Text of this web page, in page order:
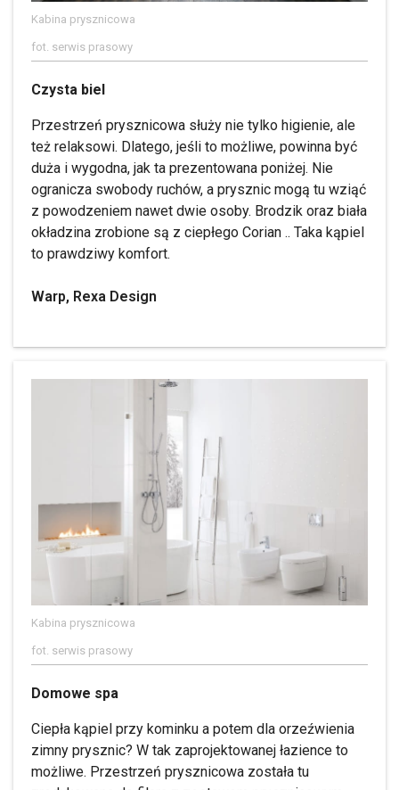
Kabina prysznicowa
fot. serwis prasowy
Czysta biel
Przestrzeń prysznicowa służy nie tylko higienie, ale
też relaksowi. Dlatego, jeśli to możliwe, powinna być
duża i wygodna, jak ta prezentowana poniżej. Nie
ogranicza swobody ruchów, a prysznic mogą tu wziąć
z powodzeniem nawet dwie osoby. Brodzik oraz biała
okładzina zrobione są z ciepłego Corian .. Taka kąpiel
to prawdziwy komfort.
Warp, Rexa Design
Kabina prysznicowa
fot. serwis prasowy
Domowe spa
Ciepła kąpiel przy kominku a potem dla orzeźwienia
zimny prysznic? W tak zaprojektowanej łazience to
możliwe. Przestrzeń prysznicowa została tu